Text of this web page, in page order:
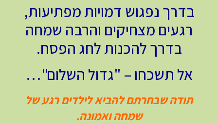
בדרך נפגוש דמויות מפתיעות,
רגעים מצחיקים והרבה שמחה
בדרך להכנות לחג הפסח.
אל תשכחו – "גדול השלום"…
תודה שבחרתם להביא לילדים רגע של
שמחה ואמונה.